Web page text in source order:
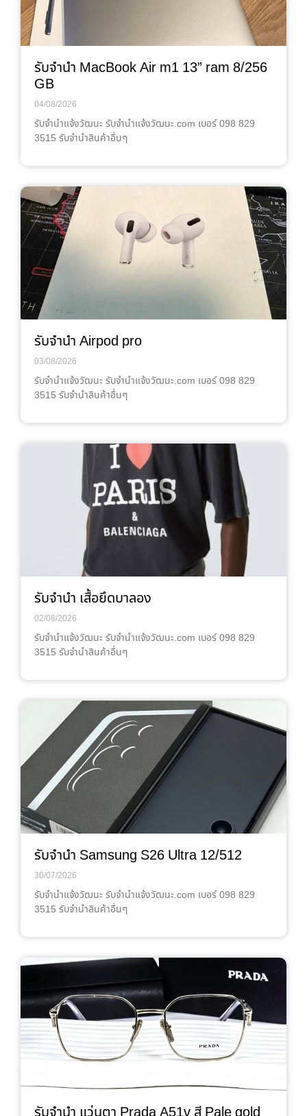
รับจำนำ MacBook Air m1 13” ram 8/256
GB
04/08/2026
รับจํานําแจ้งวัฒนะ รับจํานําแจ้งวัฒนะ.com เบอร์ 098 829
3515 รับจำนำสินค้าอื่นๆ
รับจำนำ Airpod pro
03/08/2026
รับจํานําแจ้งวัฒนะ รับจํานําแจ้งวัฒนะ.com เบอร์ 098 829
3515 รับจำนำสินค้าอื่นๆ
รับจำนำ เสื้อยึดบาลอง
02/08/2026
รับจํานําแจ้งวัฒนะ รับจํานําแจ้งวัฒนะ.com เบอร์ 098 829
3515 รับจำนำสินค้าอื่นๆ
รับจำนำ Samsung S26 Ultra 12/512
30/07/2026
รับจํานําแจ้งวัฒนะ รับจํานําแจ้งวัฒนะ.com เบอร์ 098 829
3515 รับจำนำสินค้าอื่นๆ